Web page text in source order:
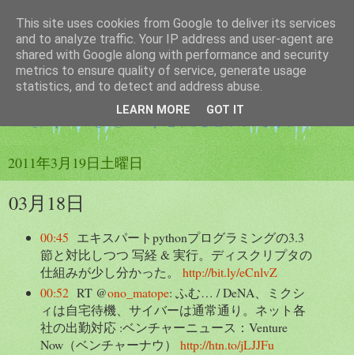
つぶやき帳
twitterのつぶやきを纏める為のブログです。サービスは
twtr2src を使用しています。ブログのつぶやきは
2011年3月19日土曜日
03月18日
00:45 エキスパートpythonプログラミングの3.3
節と対比しつつ 写経 & 実行。ディスクリプタの
仕組みが少し分かった。 http://bit.ly/eCnlvZ
00:52 RT @ono_matope: ふむ… / DeNA、ミクシ
ィは自宅待機、サイバーは通常通り。ネット各
社の出勤対応 :ベンチャーニュース：Venture
Now（ベンチャーナウ） http://htn.to/jLJJFu
This site uses cookies from Google to deliver its services
and to analyze traffic. Your IP address and user-agent are
shared with Google along with performance and security
metrics to ensure quality of service, generate usage
statistics, and to detect and address abuse.
LEARN MORE GOT IT